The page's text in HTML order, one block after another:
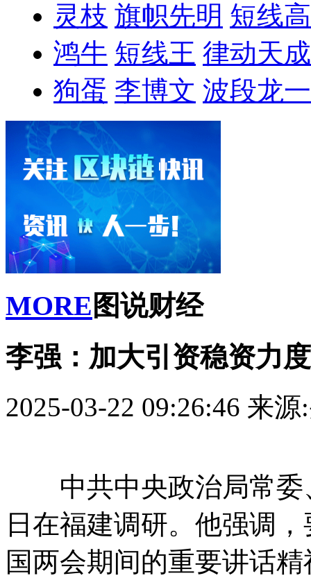
灵枝 旗帜先明 短线
鸿牛 短线王 律动天成
狗蛋 李博文 波段龙一
MORE 图说财经
李强：加大引资稳资力
2025-03-22 09:26:46 来源
中共中央政治局常委
日在福建调研。他强调
国两会期间的重要讲话